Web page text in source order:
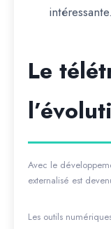
intéressante.
Le
Avec le
externalisé est
Les outils